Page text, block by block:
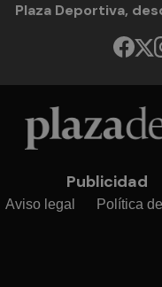
Plaza Deportiva,
Publicidad
Aviso legal Política